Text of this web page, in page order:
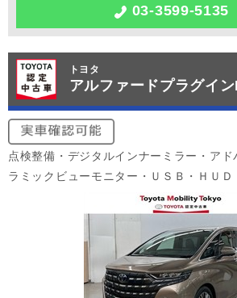
03-3599-5135
トヨタ
アルファードプラグイ
点検整備・デジタルインナーミラー・アド
ラミックビューモニター・ＵＳＢ・ＨＵＤ